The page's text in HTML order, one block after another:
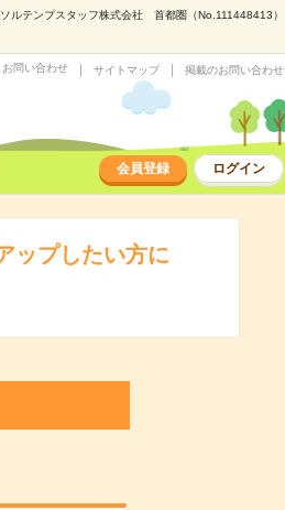
ルテンプスタッフ株式会社 首都圏（No.111448413）
問い合わせ サイトマップ 掲載のお問い合わせ
会員登録 ログイン
ップしたい方に